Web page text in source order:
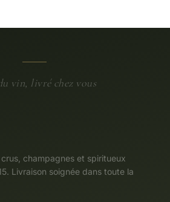
vin, livré chez vous
champagnes et spiritueux
Livraison soignée dans toute la